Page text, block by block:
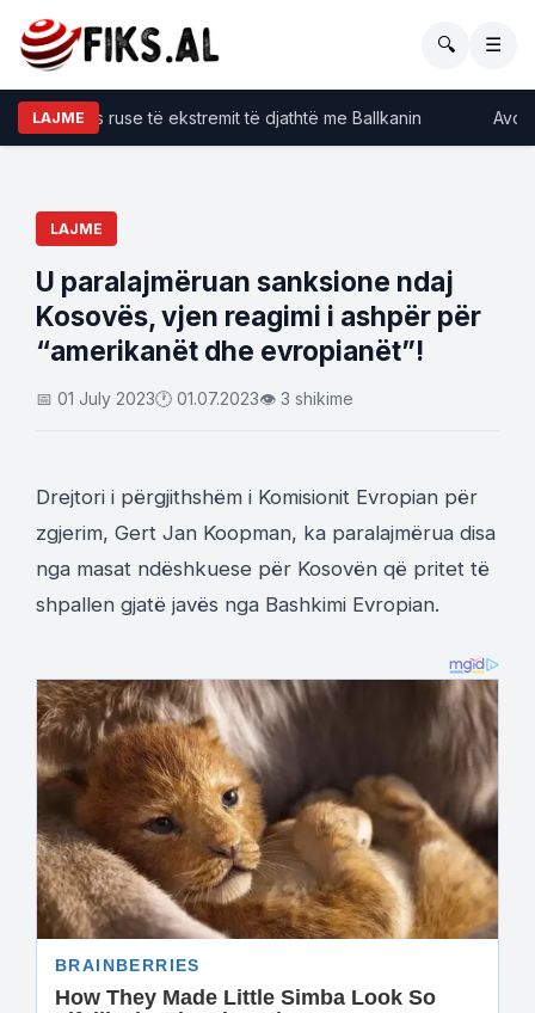
🔍 ☰
LAJME
e lëvizjes ruse të ekstremit të djathtë me Ballkanin
LAJME
U paralajmëruan sanksione ndaj
Kosovës, vjen reagimi i ashpër për
“amerikanët dhe evropianët”!
📅 01 July 2023🕐 01.07.2023👁 3 shikime
Drejtori i përgjithshëm i Komisionit Evropian për
zgjerim, Gert Jan Koopman, ka paralajmërua disa
nga masat ndëshkuese për Kosovën që pritet të
shpallen gjatë javës nga Bashkimi Evropian.